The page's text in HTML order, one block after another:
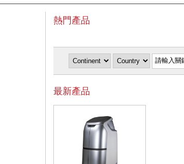
熱門產品
最新產品